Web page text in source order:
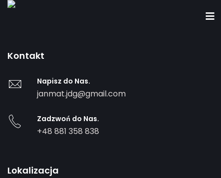
Kontakt
Napisz do Nas.
janmat.jdg@gmail.com
Zadzwoń do Nas.
+48 881 358 838
Lokalizacja